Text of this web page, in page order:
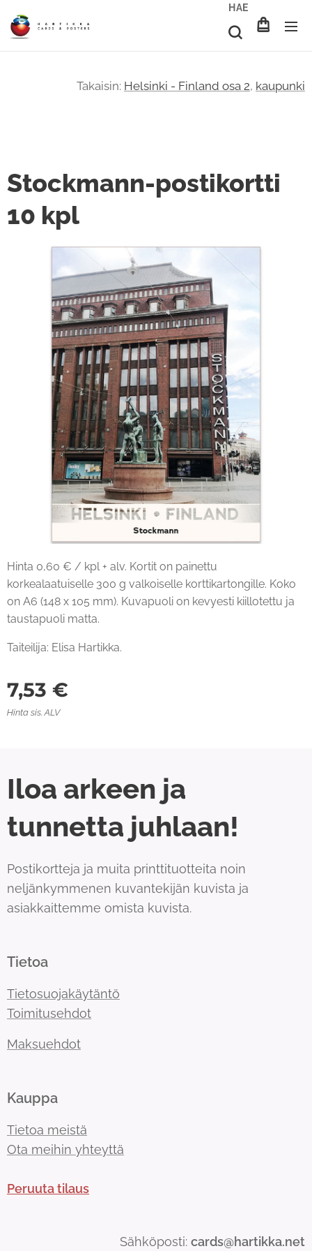
HAE
Takaisin: Helsinki - Finland osa 2, kaupunki
Stockmann-postikortti
10 kpl
Hinta 0,60 € / kpl + alv. Kortit on painettu
korkealaatuiselle 300 g valkoiselle korttikartongille. Koko
on A6 (148 x 105 mm). Kuvapuoli on kevyesti kiillotettu ja
taustapuoli matta.
Taiteilija: Elisa Hartikka.
7,53 €
Hinta sis. ALV
Iloa arkeen ja
tunnetta juhlaan!
Postikortteja ja muita printtituotteita noin
neljänkymmenen kuvantekijän kuvista ja
asiakkaittemme omista kuvista.
Tietoa
Tietosuojakäytäntö
Toimitusehdot
Maksuehdot
Kauppa
Tietoa meistä
Ota meihin yhteyttä
Peruuta tilaus
Sähköposti: cards@hartikka.net